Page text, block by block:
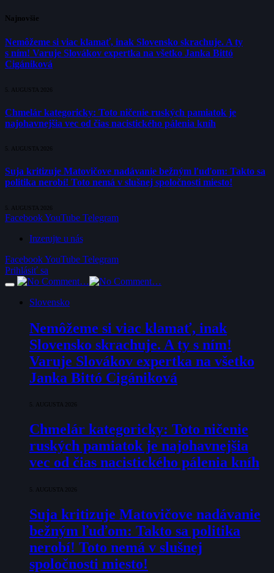
Najnovšie
Nemôžeme si viac klamať, inak Slovensko skrachuje. A ty
s ním! Varuje Slovákov expertka na všetko Janka Bittó
Cigániková
5. AUGUSTA 2026
Chmelár kategoricky: Toto ničenie ruských pamiatok je
najohavnejšia vec od čias nacistického pálenia kníh
5. AUGUSTA 2026
Suja kritizuje Matovičove nadávanie bežným ľuďom: Takto sa
politika nerobí! Toto nemá v slušnej spoločnosti miesto!
5. AUGUSTA 2026
FacebookYouTube Telegram
Inzerujte u nás
FacebookYouTube Telegram
Prihlásiť sa
Slovensko
Nemôžeme si viac klamať, inak
Slovensko skrachuje. A ty s ním!
Varuje Slovákov expertka na všetko
Janka Bittó Cigániková
5. AUGUSTA 2026
Chmelár kategoricky: Toto ničenie
ruských pamiatok je najohavnejšia
vec od čias nacistického pálenia kníh
5. AUGUSTA 2026
Suja kritizuje Matovičove nadávanie
bežným ľuďom: Takto sa politika
nerobí! Toto nemá v slušnej
spoločnosti miesto!